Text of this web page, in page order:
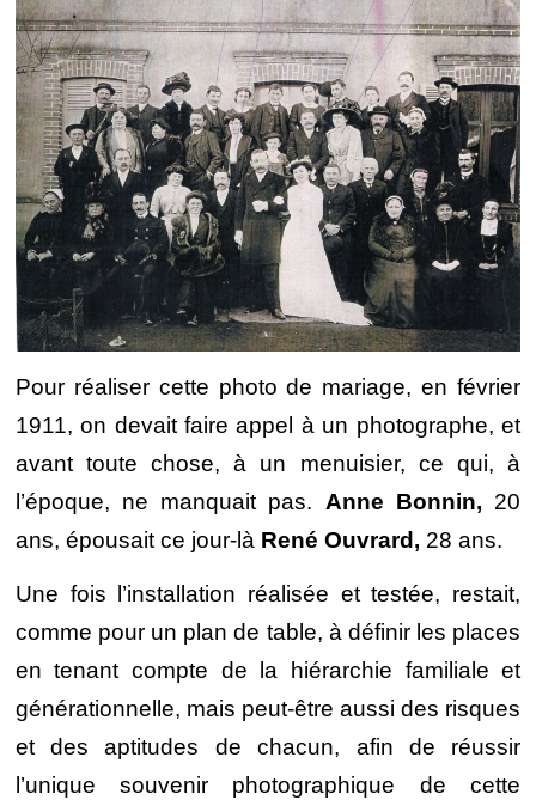
Pour réaliser cette photo de mariage, en février
1911, on devait faire appel à un photographe, et
avant toute chose, à un menuisier, ce qui, à
l’époque, ne manquait pas. Anne Bonnin, 20
ans, épousait ce jour-là René Ouvrard, 28 ans.
Une fois l’installation réalisée et testée, restait,
comme pour un plan de table, à définir les places
en tenant compte de la hiérarchie familiale et
générationnelle, mais peut-être aussi des risques
et des aptitudes de chacun, afin de réussir
l’unique souvenir photographique de cette